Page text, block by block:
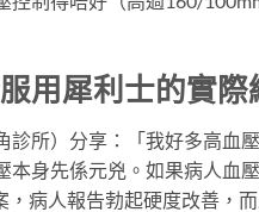
用犀利士的實際
診所）分享：「我好多高血
本身先係元兇。如果病人血
病人報告勃起硬度改善，而